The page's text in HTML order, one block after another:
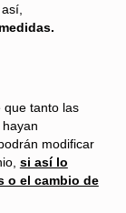
que tanto las
modificar
si así lo
o el cambio de